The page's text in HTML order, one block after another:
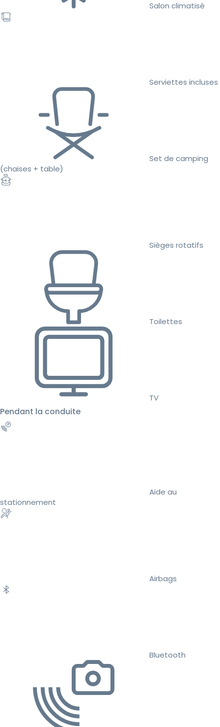
Salon climatisé
Serviettes incluses
Set de camping
(chaises + table)
Sièges rotatifs
Toilettes
TV
Pendant la conduite
Aide au
stationnement
Airbags
Bluetooth